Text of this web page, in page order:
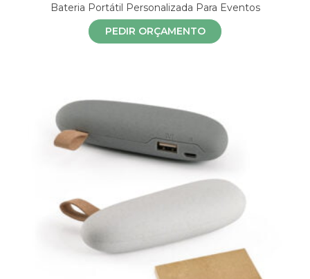
Bateria Portátil Personalizada Para Eventos
PEDIR ORÇAMENTO